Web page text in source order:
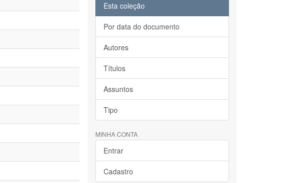
Esta coleção
Por data do documento
Autores
Títulos
Assuntos
Tipo
MINHA CONTA
Entrar
Cadastro